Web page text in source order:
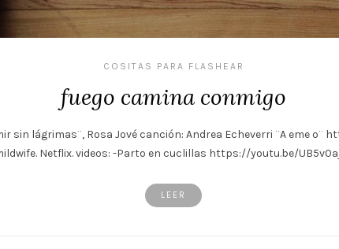
COSITAS PARA FLASHEAR
fuego camina conmigo
sin lágrimas¨, Rosa Jové canción: Andrea Echeverri ¨A eme
Netflix. videos: -Parto en cuclillas https://youtu.be/
LEER